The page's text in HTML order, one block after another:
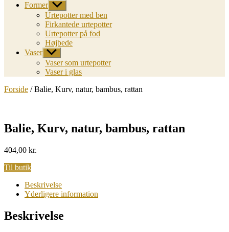
Former Vis
undermenu
Urtepotter med ben
Firkantede urtepotter
Urtepotter på fod
Højbede
Vaser Vis
undermenu
Vaser som urtepotter
Vaser i glas
Forside / Balie, Kurv, natur, bambus, rattan
Balie, Kurv, natur, bambus, rattan
404,00 kr.
Til butik
Beskrivelse
Yderligere information
Beskrivelse